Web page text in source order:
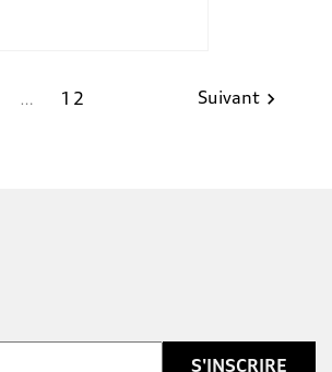
… 12 Suivant